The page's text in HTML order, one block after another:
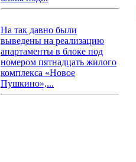
На так давно были
выведены на реализацию
апартаменты в блоке под
номером пятнадцать жилого
комплекса «Новое
Пушкино»,...